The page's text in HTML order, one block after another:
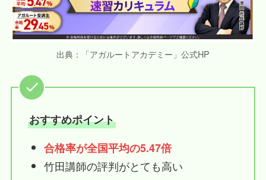
出典：「アガルートアカデミー」公式HP
おすすめポイント
合格率が全国平均の5.47倍
竹田講師の評判がとても高い